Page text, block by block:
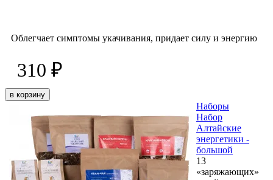
Облегчает симптомы укачивания, придает силу и энергию
310 ₽
в корзину
Наборы
Набор
Алтайские
энергетики -
большой
13
«заряжающих»